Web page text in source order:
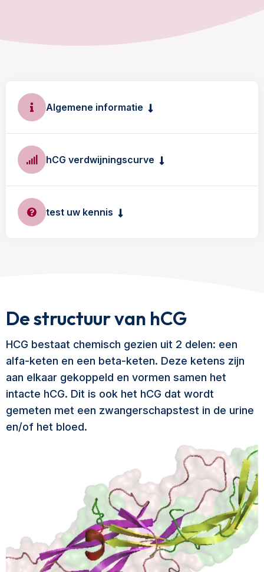
Algemene informatie
hCG verdwijningscurve
test uw kennis
De structuur van hCG
HCG bestaat chemisch gezien uit 2 delen: een
alfa-keten en een beta-keten. Deze ketens zijn
aan elkaar gekoppeld en vormen samen het
intacte hCG. Dit is ook het hCG dat wordt
gemeten met een zwangerschapstest in de urine
en/of het bloed.